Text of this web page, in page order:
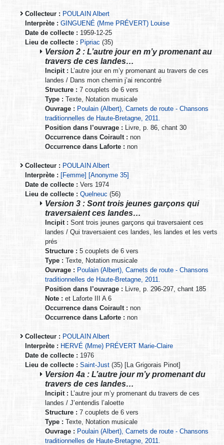
Collecteur : POULAIN Albert
Interprète : GINGUENÉ (Mme PRÉVERT) Louise
Date de collecte : 1959-12-25
Lieu de collecte : Pipriac (35)
Version 2 : L’autre jour en m’y promenant au
travers de ces landes…
Incipit : L’autre jour en m’y promenant au travers de ces
landes / Dans mon chemin j’ai rencontré
Structure : 7 couplets de 6 vers
Type : Texte, Notation musicale
Ouvrage : Poulain (Albert), Carnets de route - Chansons
traditionnelles de Haute-Bretagne, 2011.
Position dans l’ouvrage : Livre, p. 86, chant 30
Occurrence dans Coirault : non
Occurrence dans Laforte : non
Collecteur : POULAIN Albert
Interprète : [Femme] [Anonyme 35]
Date de collecte : Vers 1974
Lieu de collecte : Quelneuc (56)
Version 3 : Sont trois jeunes garçons qui
traversaient ces landes…
Incipit : Sont trois jeunes garçons qui traversaient ces
landes / Qui traversaient ces landes, les landes et les verts
prés
Structure : 5 couplets de 6 vers
Type : Texte, Notation musicale
Ouvrage : Poulain (Albert), Carnets de route - Chansons
traditionnelles de Haute-Bretagne, 2011.
Position dans l’ouvrage : Livre, p. 296-297, chant 185
Note : et Laforte III A 6
Occurrence dans Coirault : non
Occurrence dans Laforte : non
Collecteur : POULAIN Albert
Interprète : HERVÉ (Mme) PRÉVERT Marie-Claire
Date de collecte : 1976
Lieu de collecte : Saint-Just (35) [La Grigorais Pinot]
Version 4a : L’autre jour m’y promenant du
travers de ces landes…
Incipit : L’autre jour m’y promenant du travers de ces
landes / J’entendis l’aloette
Structure : 7 couplets de 6 vers
Type : Texte, Notation musicale
Ouvrage : Poulain (Albert), Carnets de route - Chansons
traditionnelles de Haute-Bretagne, 2011.